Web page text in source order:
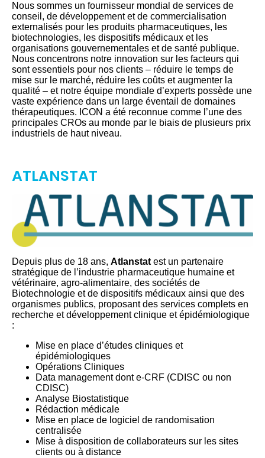
Nous sommes un fournisseur mondial de services de
conseil, de développement et de commercialisation
externalisés pour les produits pharmaceutiques, les
biotechnologies, les dispositifs médicaux et les
organisations gouvernementales et de santé publique.
Nous concentrons notre innovation sur les facteurs qui
sont essentiels pour nos clients – réduire le temps de
mise sur le marché, réduire les coûts et augmenter la
qualité – et notre équipe mondiale d’experts possède une
vaste expérience dans un large éventail de domaines
thérapeutiques. ICON a été reconnue comme l’une des
principales CROs au monde par le biais de plusieurs prix
industriels de haut niveau.
ATLANSTAT
Depuis plus de 18 ans, Atlanstatest un partenaire
stratégique de l’industrie pharmaceutique humaine et
vétérinaire, agro-alimentaire, des sociétés de
Biotechnologie et de dispositifs médicaux ainsi que des
organismes publics, proposant des services complets en
recherche et développement clinique et épidémiologique
:
Mise en place d’études cliniques et
épidémiologiques
Opérations Cliniques
Data management dont e-CRF (CDISC ou non
CDISC)
Analyse Biostatistique
Rédaction médicale
Mise en place de logiciel de randomisation
centralisée
Mise à disposition de collaborateurs sur les sites
clients ou à distance